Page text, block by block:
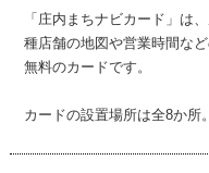
「庄内まちナビカード」は
種店舗の地図や営業時間な
無料のカードです。
カードの設置場所は全8か所。
掲載規約
個人情報保護方針
動作環境
リンク集